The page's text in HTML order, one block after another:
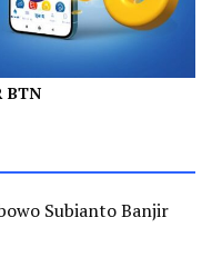
BTN
Subianto Banjir